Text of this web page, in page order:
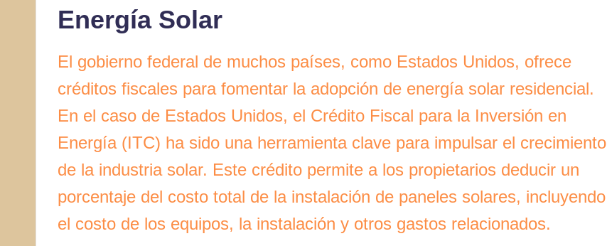
Energía Solar
El gobierno federal de muchos países, como Estados Unidos, ofrece
créditos fiscales para fomentar la adopción de energía solar residencial.
En el caso de Estados Unidos, el Crédito Fiscal para la Inversión en
Energía (ITC) ha sido una herramienta clave para impulsar el crecimiento
de la industria solar. Este crédito permite a los propietarios deducir un
porcentaje del costo total de la instalación de paneles solares, incluyendo
el costo de los equipos, la instalación y otros gastos relacionados.